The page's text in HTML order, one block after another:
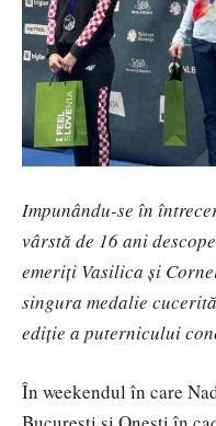
Impunându-se în
vârstă de 16 ani
emeriți Vasilica și
singura medalie
ediție a puternicului
În weekendul în care